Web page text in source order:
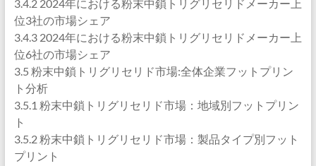
3.4.2 2024年における粉末中鎖トリグリセリドメーカー上
位3社の市場シェア
3.4.3 2024年における粉末中鎖トリグリセリドメーカー上
位6社の市場シェア
3.5 粉末中鎖トリグリセリド市場:全体企業フットプリン
ト分析
3.5.1 粉末中鎖トリグリセリド市場：地域別フットプリン
ト
3.5.2 粉末中鎖トリグリセリド市場：製品タイプ別フット
プリント